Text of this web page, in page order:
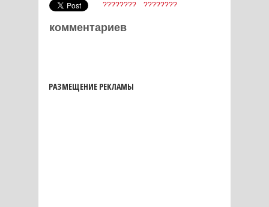
???????? ????????
комментариев
РАЗМЕЩЕНИЕ РЕКЛАМЫ